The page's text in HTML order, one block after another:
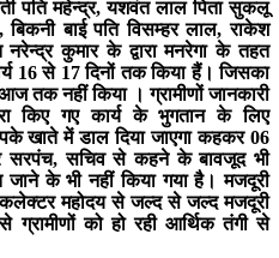
पति महेन्द्र, यशवंत लाल पिता सुकलू
बाई पति विसम्हर लाल, राकेश
कुमार के द्वारा मनरेगा के तहत
16 से 17 दिनों तक किया हैं। जिसका
तक नहीं किया । ग्रामीणों जानकारी
किए गए कार्य के भुगतान के लिए
खाते में डाल दिया जाएगा कहकर 06
सरपंच, सचिव से कहने के बावजूद भी
के भी नहीं किया गया है। मजदूरी
कलेक्टर महोदय से जल्द से जल्द मजदूरी
को हो रही आर्थिक तंगी से